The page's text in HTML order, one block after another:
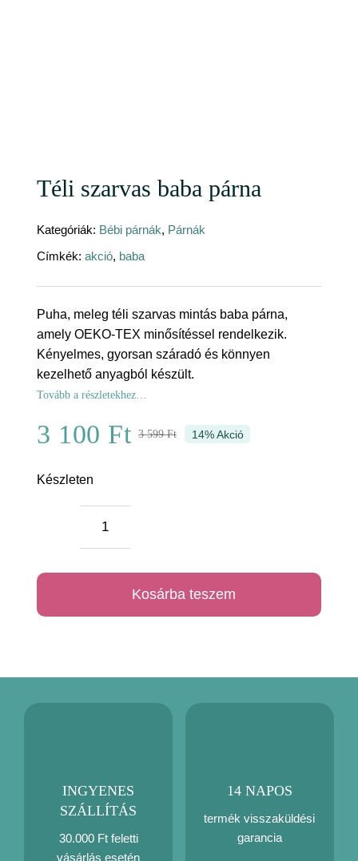
Téli szarvas baba párna
Kategóriák: Bébi párnák, Párnák
Címkék: akció, baba
Puha, meleg téli szarvas mintás baba párna,
amely OEKO-TEX minősítéssel rendelkezik.
Kényelmes, gyorsan száradó és könnyen
kezelhető anyagból készült.
Tovább a részletekhez…
3 599Ft
Original
599 Ft.
3 100 Ft
Current
100 Ft.
14% Akció
Készleten
párnaKosárba teszem
INGYENES
SZÁLLÍTÁS
30.000 Ft feletti
vásárlás esetén
14 NAPOS
termék visszaküldési
garancia